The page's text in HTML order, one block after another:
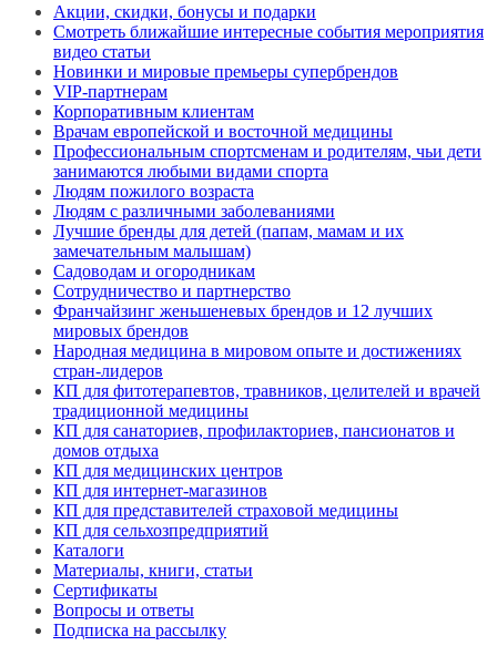
Акции, скидки, бонусы и подарки
Смотреть ближайшие интересные события мероприятия
видео статьи
Новинки и мировые премьеры супербрендов
VIP-партнерам
Корпоративным клиентам
Врачам европейской и восточной медицины
Профессиональным спортсменам и родителям, чьи дети
занимаются любыми видами спорта
Людям пожилого возраста
Людям с различными заболеваниями
Лучшие бренды для детей (папам, мамам и их
замечательным малышам)
Садоводам и огородникам
Сотрудничество и партнерство
Франчайзинг женьшеневых брендов и 12 лучших
мировых брендов
Народная медицина в мировом опыте и достижениях
стран-лидеров
КП для фитотерапевтов, травников, целителей и врачей
традиционной медицины
КП для санаториев, профилакториев, пансионатов и
домов отдыха
КП для медицинских центров
КП для интернет-магазинов
КП для представителей страховой медицины
КП для сельхозпредприятий
Каталоги
Материалы, книги, статьи
Сертификаты
Вопросы и ответы
Подписка на рассылку